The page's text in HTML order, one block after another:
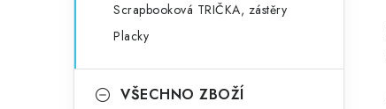
Scrapbooková TRIČKA, zástěry
Placky
VŠECHNO ZBOŽÍ